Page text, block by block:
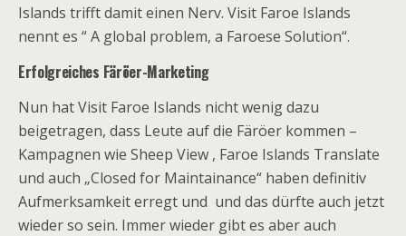
Islands trifft damit einen Nerv. Visit Faroe Islands
nennt es “ A global problem, a Faroese Solution“.
Erfolgreiches Färöer-Marketing
Nun hat Visit Faroe Islands nicht wenig dazu
beigetragen, dass Leute auf die Färöer kommen –
Kampagnen wie Sheep View , Faroe Islands Translate
und auch „Closed for Maintainance“ haben definitiv
Aufmerksamkeit erregt und und das dürfte auch jetzt
wieder so sein. Immer wieder gibt es aber auch